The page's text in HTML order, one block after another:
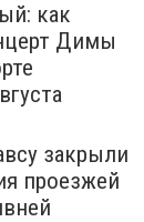
как
Димы
закрыли
проезжей